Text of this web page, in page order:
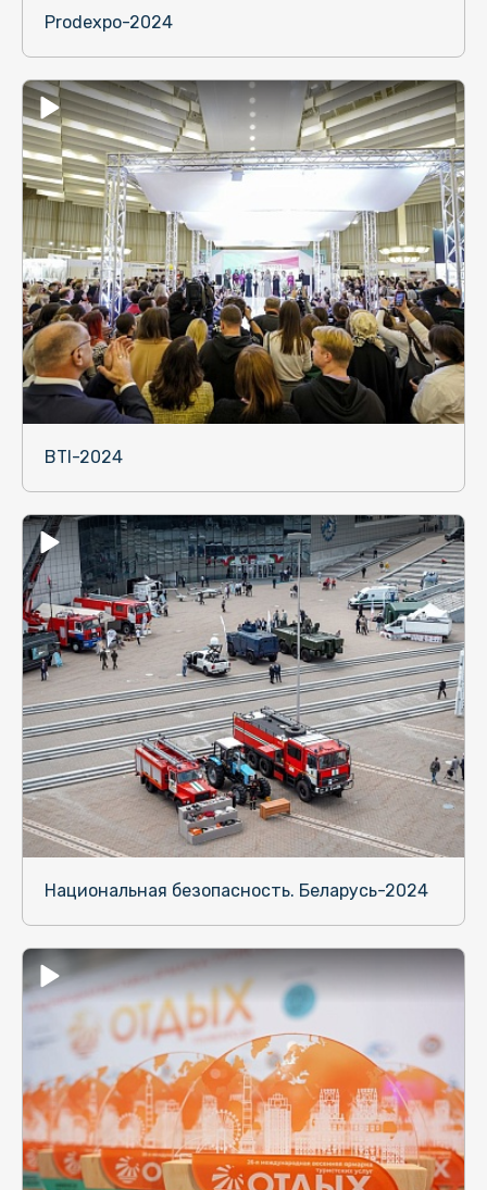
Prodexpo-2024
BTI-2024
Национальная безопасность. Беларусь-2024